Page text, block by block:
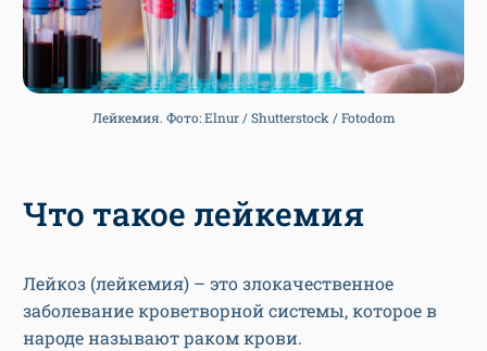
Лейкемия. Фото: Elnur / Shutterstock / Fotodom
Что такое лейкемия
Лейкоз (лейкемия) – это злокачественное
заболевание кроветворной системы, которое в
народе называют раком крови.